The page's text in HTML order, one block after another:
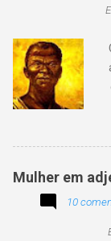
Mulher em
10